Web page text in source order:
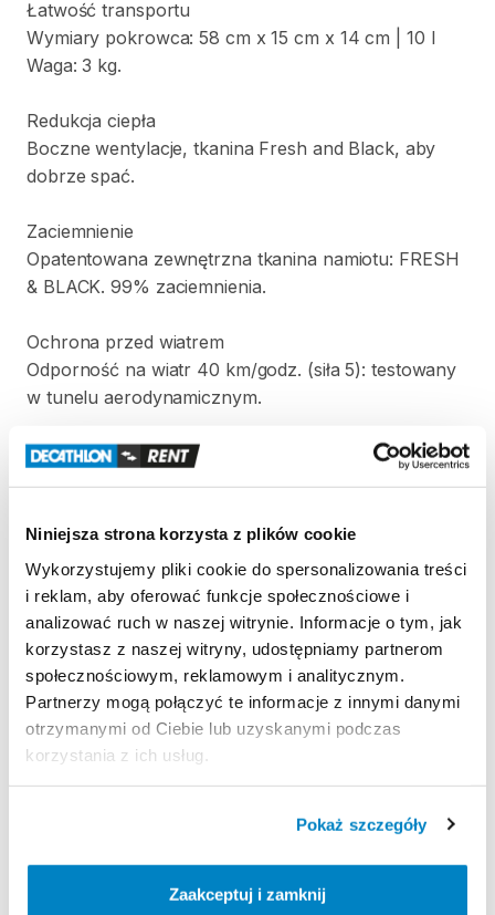
Niniejsza strona korzysta z plików cookie
Wykorzystujemy pliki cookie do spersonalizowania treści
i reklam, aby oferować funkcje społecznościowe i
analizować ruch w naszej witrynie. Informacje o tym, jak
korzystasz z naszej witryny, udostępniamy partnerom
społecznościowym, reklamowym i analitycznym.
Partnerzy mogą połączyć te informacje z innymi danymi
otrzymanymi od Ciebie lub uzyskanymi podczas
korzystania z ich usług.
Pokaż szczegóły
Zaakceptuj i zamknij
Łatwość transportu
Wymiary pokrowca: 58 cm x 15 cm x 14 cm 10 l
Waga: 3 kg.
Redukcja ciepła
Boczne wentylacje​,​ tkanina Fresh and Black​,​ aby
dobrze spać.
Zaciemnienie
Opatentowana zewnętrzna tkanina namiotu: FRESH
& BLACK. 99% zaciemnienia.
Ochrona przed wiatrem
Odporność na wiatr 40 km​/​godz. (siła 5): testowany
w tunelu aerodynamicznym.
Wodoodporność
W trosce o utrzymanie odpowiednich standardów i
możliwości dalszego wypożyczenia​​​​​,​ bardzo prosimy
o zwrot suchego i czystego sprzętu niezależnie od
długości wypożyczenia.
W przypadku zwrotu mokrego lub brudnego
produktu​​​​ ​,​ zostanie naliczona kwota usługi
serwisowej w kwocie 250 zł. Regulamin obowiązuje
wszystkich użytkowników.
Zasady wypożyczenia